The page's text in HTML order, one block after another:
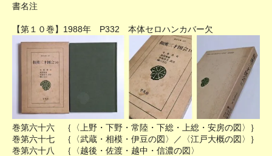
書名注
【第１０巻】1988年 P332 本体セロハンカバー欠
巻第六十六 ｛〈上野・下野・常陸・下総・上総・安房の図〉｝
巻第六十七 ｛〈武蔵・相模・伊豆の図〉／〈江戸大概の図〉｝
巻第六十八 ｛〈越後・佐渡・越中・信濃の図〉